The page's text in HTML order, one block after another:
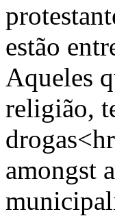
estão
Aqueles
religião,
amongst